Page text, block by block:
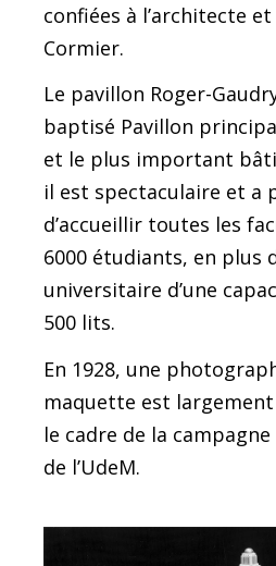
confiées à l’architecte
Cormier.
Le pavillon Roger-
baptisé Pavillon
et le plus important
il est spectaculaire et a
d’accueillir toutes les
6000 étudiants, en plus
universitaire d’une
500 lits.
En 1928, une
maquette est
le cadre de la
de l’UdeM.